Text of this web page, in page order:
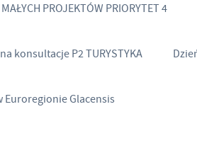
PROJEKTÓW PRIORYTET 4
konsultacje P2 TURYSTYKA
Euroregionie Glacensis